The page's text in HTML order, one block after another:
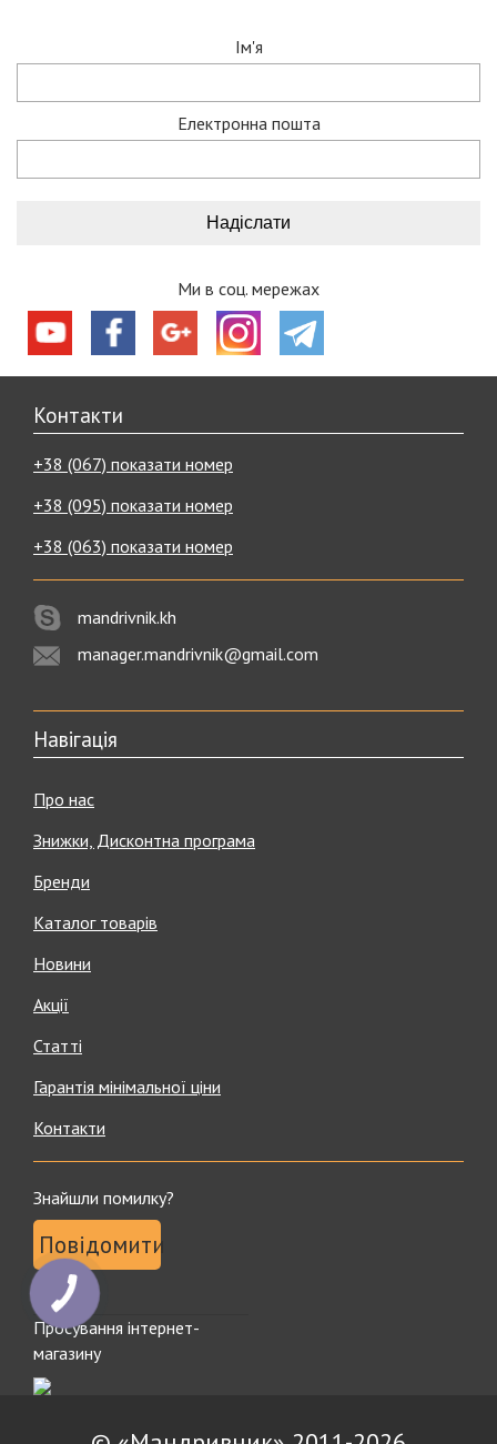
Ім'я
Електронна пошта
Ми в соц. мережах
Контакти
+38 (067) показати номер
+38 (095) показати номер
+38 (063) показати номер
mandrivnik.kh
manager.mandrivnik@gmail.com
Навігація
Про нас
Знижки, Дисконтна програма
Бренди
Каталог товарів
Новини
Акції
Статті
Гарантія мінімальної ціни
Контакти
Знайшли помилку?
Повідомити
Просування інтернет-
магазину
КНОПКА
ЗВ'ЯЗКУ